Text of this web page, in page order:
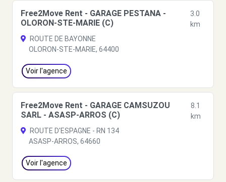
Free2Move Rent - GARAGE PESTANA -
OLORON-STE-MARIE (C)
3.0
km
ROUTE DE BAYONNE
OLORON-STE-MARIE, 64400
Voir l'agence
Free2Move Rent - GARAGE CAMSUZOU
SARL - ASASP-ARROS (C)
8.1
km
ROUTE D'ESPAGNE - RN 134
ASASP-ARROS, 64660
Voir l'agence